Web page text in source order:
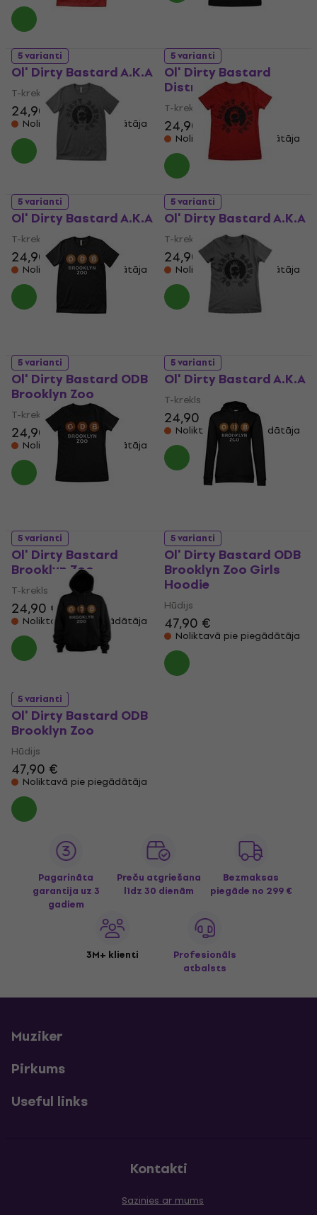
5 varianti
Ol' Dirty Bastard A.K.A
T-krekls
24,90 €
Noliktavā pie piegādātāja
5 varianti
Ol' Dirty Bastard
Distressed
T-krekls
24,90 €
Noliktavā pie piegādātāja
5 varianti
Ol' Dirty Bastard A.K.A
T-krekls
24,90 €
Noliktavā pie piegādātāja
5 varianti
Ol' Dirty Bastard A.K.A
T-krekls
24,90 €
Noliktavā pie piegādātāja
5 varianti
Ol' Dirty Bastard ODB
Brooklyn Zoo
T-krekls
24,90 €
Noliktavā pie piegādātāja
5 varianti
Ol' Dirty Bastard A.K.A
T-krekls
24,90 €
Noliktavā pie piegādātāja
5 varianti
Ol' Dirty Bastard
Brooklyn Zoo
T-krekls
24,90 €
Noliktavā pie piegādātāja
5 varianti
Ol' Dirty Bastard ODB
Brooklyn Zoo Girls
Hoodie
Hūdijs
47,90 €
Noliktavā pie piegādātāja
5 varianti
Ol' Dirty Bastard ODB
Brooklyn Zoo
Hūdijs
47,90 €
Noliktavā pie piegādātāja
Pagarināta
garantija uz 3
gadiem
Preču atgriešana
līdz 30 dienām
Bezmaksas
piegāde no 299 €
3M+ klienti
Profesionāls
atbalsts
Muziker
Pirkums
Useful links
Kontakti
Sazinies ar mums